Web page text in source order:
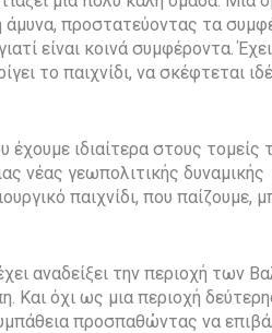
άμυνα, προστατεύοντας τα
είναι κοινά συμφέροντα.
το παιχνίδι, να σκέφτεται
ιδιαίτερα στους τομείς
νέας γεωπολιτικής δυναμικής
παιχνίδι, που παίζουμε,
αναδείξει την περιοχή των
Και όχι ως μια περιοχή
προσπαθώντας να